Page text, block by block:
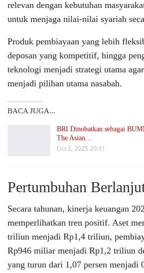
relevan dengan kebutuhan
untuk menjaga nilai-nilai syariah
Produk pembiayaan yang lebih
deposan yang kompetitif, hingga
teknologi menjadi strategi utama
menjadi pilihan utama nasabah.
BACA JUGA...
BRI Dinobatkan sebagai
The Asian…
Oct 2, 2025 20:31
Pertumbuhan
Secara tahunan, kinerja keuangan
memperlihatkan tren positif. Aset
triliun menjadi Rp1,4 triliun,
Rp946 miliar menjadi Rp1,2 triliun
yang turun dari 1,07 persen menjadi